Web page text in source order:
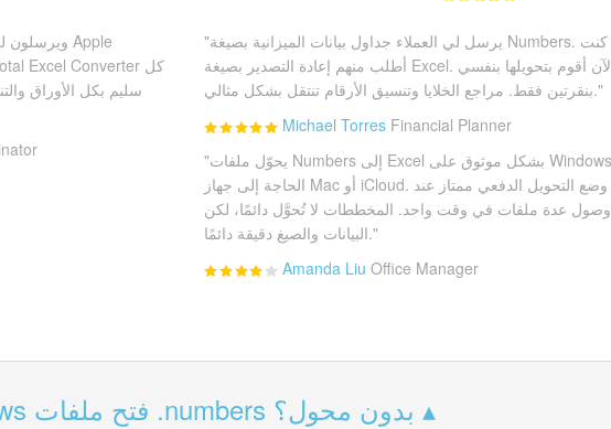
"يرسل لي العملاء جداول بيانات الميزانية بصيغة Numbers. كنت
أطلب منهم إعادة التصدير بصيغة Excel. الآن أقوم بتحويلها بنفسي
بنقرتين فقط. مراجع الخلايا وتنسيق الأرقام تنتقل بشكل مثالي."
Michael Torres Financial Planner
"يحوّل ملفات Numbers إلى Excel بشكل موثوق على Windows دون
الحاجة إلى جهاز Mac أو iCloud. وضع التحويل الدفعي ممتاز عند
وصول عدة ملفات في وقت واحد. المخططات لا تُحوَّل دائمًا، لكن
البيانات والصيغ دقيقة دائمًا."
Amanda Liu Office Manager
هل يمكن لنظام Windows فتح ملفات .numbers بدون محول؟